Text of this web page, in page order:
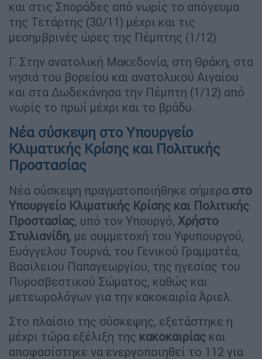
και στις Σποράδες από νωρίς το απόγευμα
της Τετάρτης (30/11) μέχρι και τις
μεσημβρινές ώρες της Πέμπτης (1/12).
Γ. Στην ανατολική Μακεδονία, στη Θράκη, στα
νησιά του βορείου και ανατολικού Αιγαίου
και στα Δωδεκάνησα την Πέμπτη (1/12) από
νωρίς το πρωί μέχρι και το βράδυ.
Νέα σύσκεψη στο Υπουργείο
Κλιματικής Κρίσης και Πολιτικής
Προστασίας
Νέα σύσκεψη πραγματοποιήθηκε σήμερα στο
Υπουργείο Κλιματικής Κρίσης και Πολιτικής
Προστασίας, υπό τον Υπουργό, Χρήστο
Στυλιανίδη, με συμμετοχή του Υφυπουργού,
Ευάγγελου Τουρνά, του Γενικού Γραμματέα,
Βασίλειου Παπαγεωργίου, της ηγεσίας του
Πυροσβεστικού Σώματος, καθώς και
μετεωρολόγων για την κακοκαιρία Άριελ.
Στο πλαίσιο της σύσκεψης, εξετάστηκε η
μέχρι τώρα εξέλιξη της κακοκαιρίας και
αποφασίστηκε να ενεργοποιηθεί το 112 για